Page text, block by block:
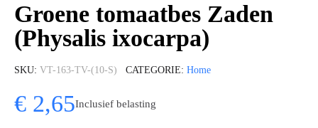
Groene tomaatbes Zaden
(Physalis ixocarpa)
SKU VT-163-TV-(10-S) CATEGORIE Home
€ 2,65Inclusief belasting